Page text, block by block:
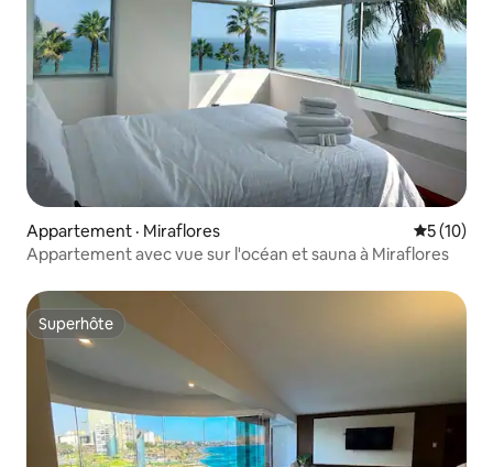
Appartement · Miraflores Note
5 (10)
Appartement avec vue sur l'océan et sauna à Miraflores
Superhôte
Superhôte